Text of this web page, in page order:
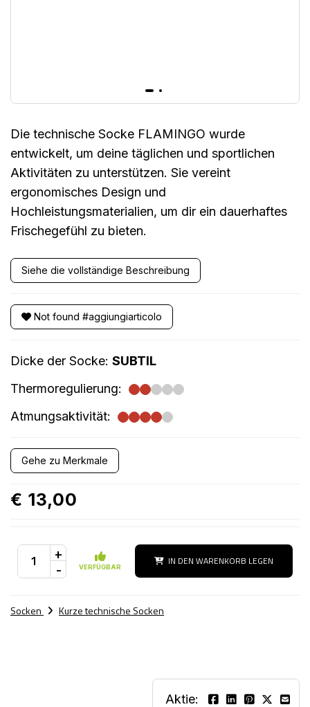
Die technische Socke FLAMINGO wurde
entwickelt, um deine täglichen und sportlichen
Aktivitäten zu unterstützen. Sie vereint
ergonomisches Design und
Hochleistungsmaterialien, um dir ein dauerhaftes
Frischegefühl zu bieten.
Siehe die vollständige Beschreibung
Not found #aggiungiarticolo
Dicke der Socke: SUBTIL
Thermoregulierung:
Atmungsaktivität:
Gehe zu Merkmale
€ 13,00
+
- VERFÜGBAR IN DEN WARENKORB LEGEN
Socken Kurze technische Socken
Aktie: